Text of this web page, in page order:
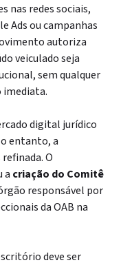
nas redes sociais,
Ads ou campanhas
autoriza
veiculado seja
sem qualquer
digital jurídico
entanto, a
O
a criação do Comitê
responsável por
da OAB na
deve ser